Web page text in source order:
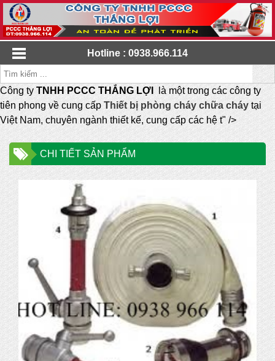
Hotline : 0938.966.114
Công ty TNHH PCCC THẮNG LỢI
là một trong các công ty
tiên phong về cung cấp Thiết bị phòng cháy chữa cháy tại
Việt Nam, chuyên ngành thiết kế, cung cấp các hệ t" />
CHI TIẾT SẢN PHẨM